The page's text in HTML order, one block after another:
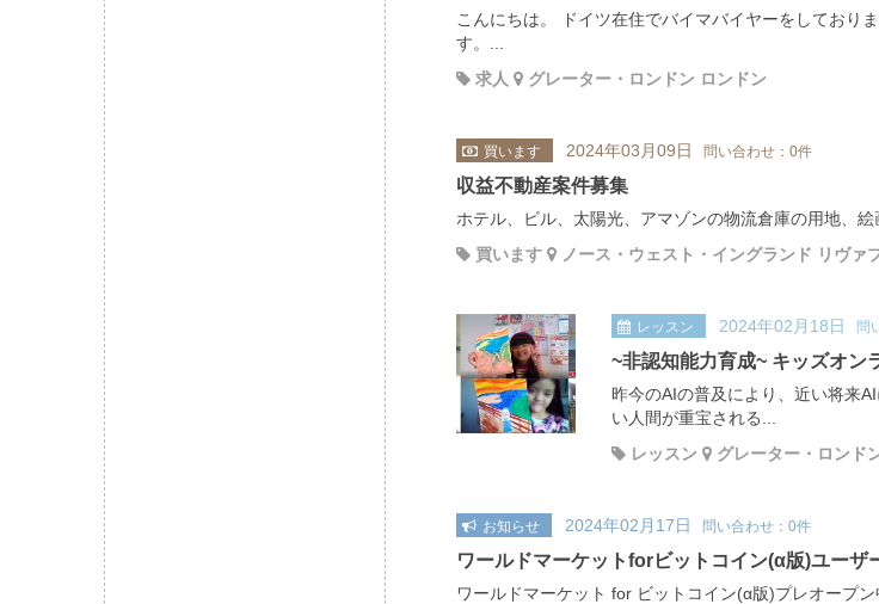
こんにちは。 ドイツ在住でバイマバイヤーをしており
す。...
求人
グレーター・ロンドン ロンドン
買います 2024年03月09日 問い合わせ：0件
収益不動産案件募集
ホテル、ビル、太陽光、アマゾンの物流倉庫の用地、
買います
ノース・ウェスト・イングランド リヴァ
レッスン 2024年02月18日 問
~非認知能力育成~ キッズオン
昨今のAIの普及により、近い将来
い人間が重宝される...
レッスン
グレーター・ロンド
お知らせ 2024年02月17日 問い合わせ：0件
ワールドマーケットforビットコイン(α版)ユーザ
ワールドマーケット for ビットコイン(α版)プレオープ